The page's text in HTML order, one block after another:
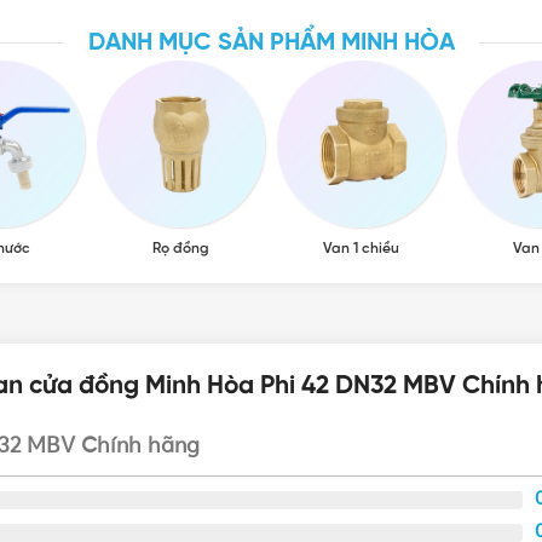
khuôn và ráp lại bằng các máy móc công nghệ hiện đại
do nó có một tấm lá chắn bằng làm nhiệm vụ chính
DANH MỤC SẢN PHẨM MINH HÒA
Rọ đồng Van 1 chiều
cửa đồng Minh Hòa Phi 42 DN32 MBV Chính
MBV Chính hãng